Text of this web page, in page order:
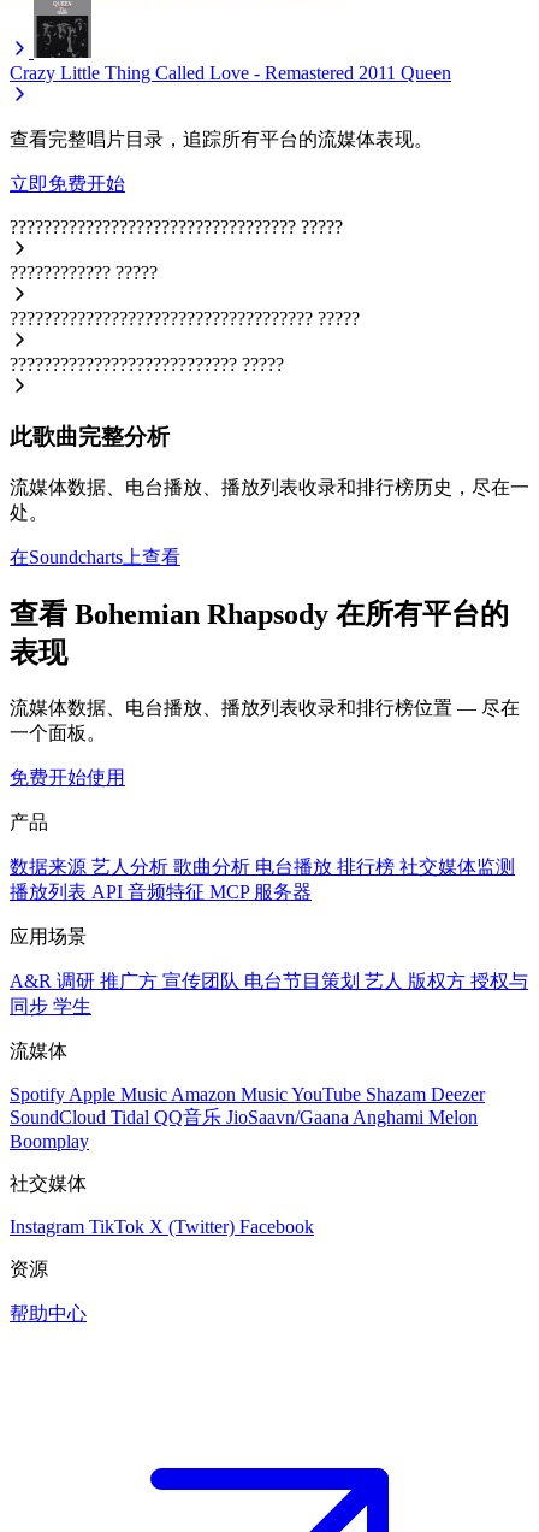
Crazy Little Thing Called Love - Remastered 2011 Queen
查看完整唱片目录，追踪所有平台的流媒体表现。
立即免费开始
?????????????????????????????????? ?????
???????????? ?????
???????????????????????????????????? ?????
??????????????????????????? ?????
此歌曲完整分析
流媒体数据、电台播放、播放列表收录和排行榜历史，尽在一
处。
在Soundcharts上查看
查看 Bohemian Rhapsody 在所有平台的
表现
流媒体数据、电台播放、播放列表收录和排行榜位置 — 尽在
一个面板。
免费开始使用
产品
数据来源 艺人分析 歌曲分析 电台播放 排行榜 社交媒体监测
播放列表 API 音频特征 MCP 服务器
应用场景
A&R 调研 推广方 宣传团队 电台节目策划 艺人 版权方 授权与
同步 学生
流媒体
Spotify Apple Music Amazon MusicYouTube Shazam Deezer
SoundCloud Tidal QQ音乐 JioSaavn/Gaana Anghami Melon
Boomplay
社交媒体
Instagram TikTok X (Twitter) Facebook
资源
帮助中心